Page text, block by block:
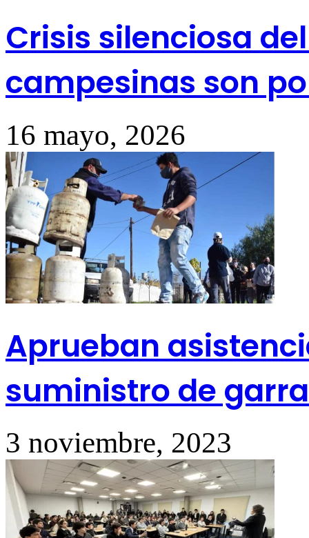
Crisis silenciosa
campesinas son
16 mayo, 2026
Aprueban
suministro de
3 noviembre, 2023